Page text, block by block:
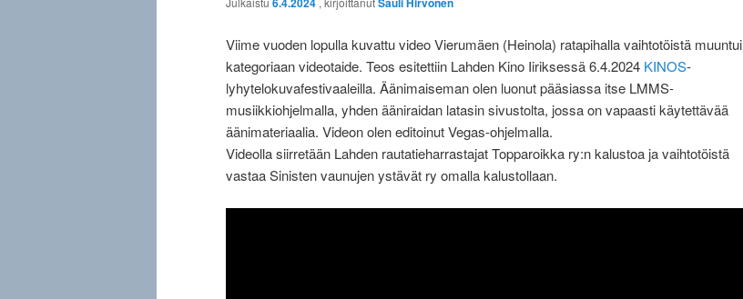
Viime vuoden lopulla kuvattu video Vierumäen (Heinola) ratapihalla vaihtotöistä muuntui
kategoriaan videotaide. Teos esitettiin Lahden Kino Iiriksessä 6.4.2024 KINOS-
lyhytelokuvafestivaaleilla. Äänimaiseman olen luonut pääsiassa itse LMMS-
musiikkiohjelmalla, yhden ääniraidan latasin sivustolta, jossa on vapaasti käytettävää
äänimateriaalia. Videon olen editoinut Vegas-ohjelmalla.
Videolla siirretään Lahden rautatieharrastajat Topparoikka ry:n kalustoa ja vaihtotöistä
vastaa Sinisten vaunujen ystävät ry omalla kalustollaan.